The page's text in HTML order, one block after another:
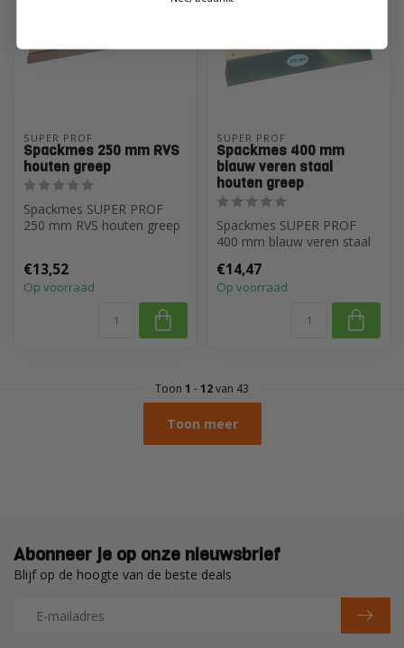
SUPER PROF
Spackmes 250 mm RVS
houten greep
Spackmes SUPER PROF
250 mm RVS houten greep
€13,52
Op voorraad
SUPER PROF
Spackmes 400 mm
blauw veren staal
houten greep
Spackmes SUPER PROF
400 mm blauw veren staal
€14,47
Op voorraad
Toon 1 -12van 43
Toon meer
Abonneer je op onze nieuwsbrief
Blijf op de hoogte van de beste deals